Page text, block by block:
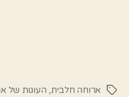
תגיותארוחה חלבית העוגות של